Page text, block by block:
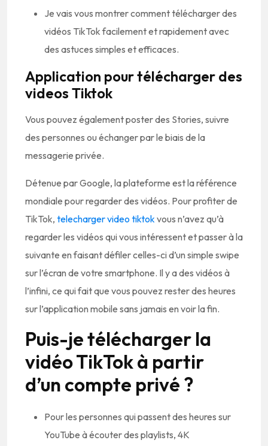
Je vais vous montrer comment télécharger des
vidéos TikTok facilement et rapidement avec
des astuces simples et efficaces.
Application pour télécharger des
videos Tiktok
Vous pouvez également poster des Stories, suivre
des personnes ou échanger par le biais de la
messagerie privée.
Détenue par Google, la plateforme est la référence
mondiale pour regarder des vidéos. Pour profiter de
TikTok, telecharger video tiktokvous n’avez qu’à
regarder les vidéos qui vous intéressent et passer à la
suivante en faisant défiler celles-ci d’un simple swipe
sur l’écran de votre smartphone. Il y a des vidéos à
l’infini, ce qui fait que vous pouvez rester des heures
sur l’application mobile sans jamais en voir la fin.
Puis-je télécharger la
vidéo TikTok à partir
d’un compte privé ?
Pour les personnes qui passent des heures sur
YouTube à écouter des playlists, 4K